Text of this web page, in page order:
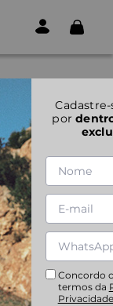
por
Concordo
termos da
Privacidade